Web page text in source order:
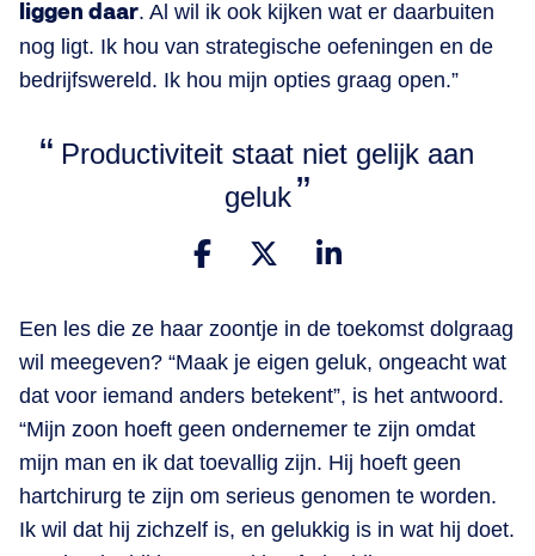
liggen daar. Al wil ik ook kijken wat er daarbuiten
nog ligt. Ik hou van strategische oefeningen en de
bedrijfswereld. Ik hou mijn opties graag open.”
Productiviteit staat niet gelijk aan
geluk
Een les die ze haar zoontje in de toekomst dolgraag
wil meegeven? “Maak je eigen geluk, ongeacht wat
dat voor iemand anders betekent”, is het antwoord.
“Mijn zoon hoeft geen ondernemer te zijn omdat
mijn man en ik dat toevallig zijn. Hij hoeft geen
hartchirurg te zijn om serieus genomen te worden.
Ik wil dat hij zichzelf is, en gelukkig is in wat hij doet.